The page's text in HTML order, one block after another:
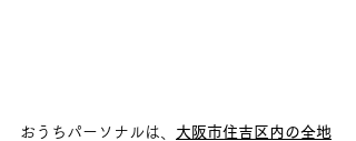
おうちパーソナルは、 大阪市住吉区内の全地